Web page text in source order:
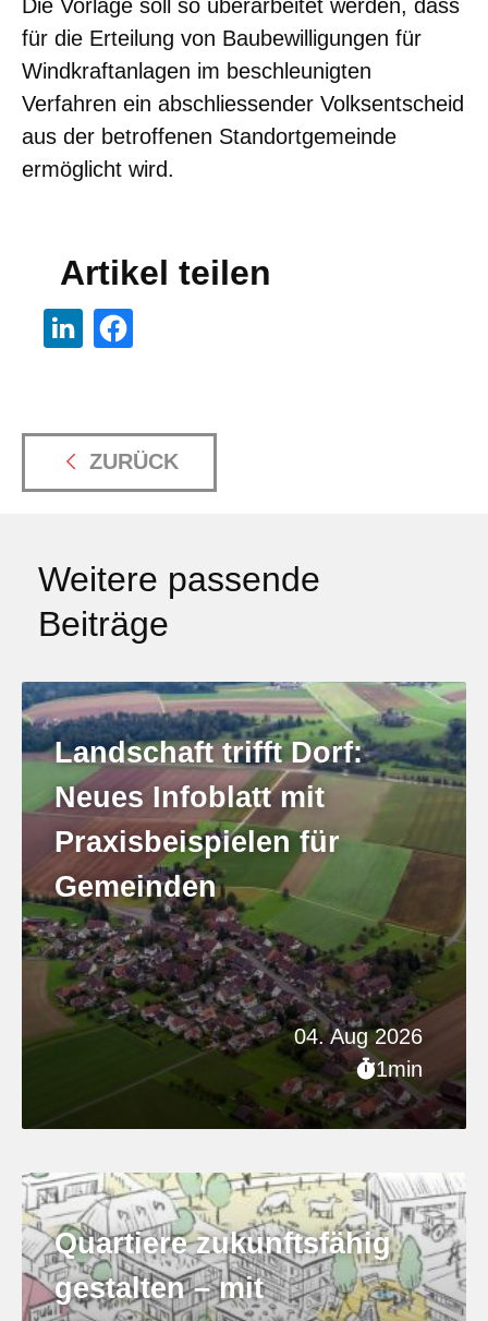
Die Vorlage soll so überarbeitet werden, dass
für die Erteilung von Baubewilligungen für
Windkraftanlagen im beschleunigten
Verfahren ein abschliessender Volksentscheid
aus der betroffenen Standortgemeinde
ermöglicht wird.
Artikel teilen
ZURÜCK
Weitere passende
Beiträge
04. Aug 2026
1min
Landschaft trifft Dorf:
Neues Infoblatt mit
Praxisbeispielen für
Gemeinden
Quartiere zukunftsfähig
gestalten – mit